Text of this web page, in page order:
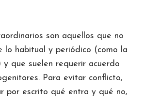
son aquellos que no
lo habitual y periódico (como la
y que suelen requerir acuerdo
Para evitar conflicto,
por escrito qué entra y qué no,